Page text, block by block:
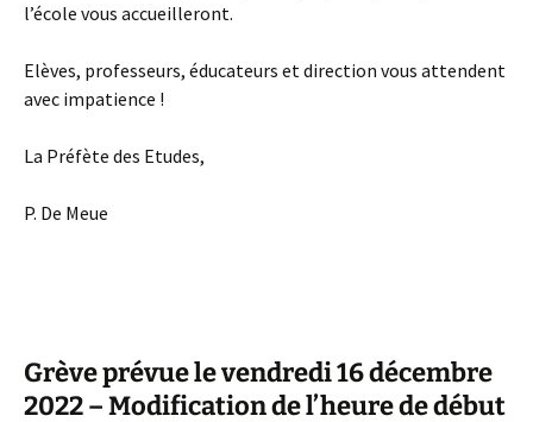
l’école vous accueilleront.
Elèves, professeurs, éducateurs et direction vous attendent
avec impatience !
La Préfète des Etudes,
P. De Meue
Grève prévue le vendredi 16 décembre
2022 – Modification de l’heure de début